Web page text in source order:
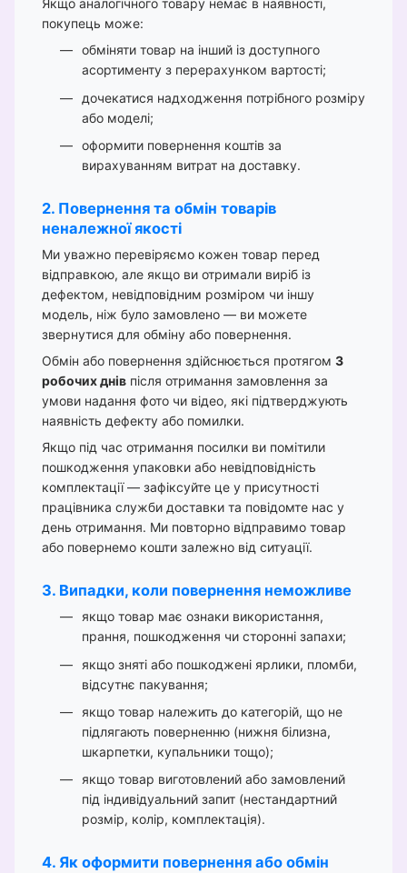
Якщо аналогічного товару немає в наявності,
покупець може:
обміняти товар на інший із доступного
асортименту з перерахунком вартості;
дочекатися надходження потрібного розміру
або моделі;
оформити повернення коштів за
вирахуванням витрат на доставку.
2. Повернення та обмін товарів
неналежної якості
Ми уважно перевіряємо кожен товар перед
відправкою, але якщо ви отримали виріб із
дефектом, невідповідним розміром чи іншу
модель, ніж було замовлено — ви можете
звернутися для обміну або повернення.
Обмін або повернення здійснюється протягом 3
робочих днів після отримання замовлення за
умови надання фото чи відео, які підтверджують
наявність дефекту або помилки.
Якщо під час отримання посилки ви помітили
пошкодження упаковки або невідповідність
комплектації — зафіксуйте це у присутності
працівника служби доставки та повідомте нас у
день отримання. Ми повторно відправимо товар
або повернемо кошти залежно від ситуації.
3. Випадки, коли повернення неможливе
якщо товар має ознаки використання,
прання, пошкодження чи сторонні запахи;
якщо зняті або пошкоджені ярлики, пломби,
відсутнє пакування;
якщо товар належить до категорій, що не
підлягають поверненню (нижня білизна,
шкарпетки, купальники тощо);
якщо товар виготовлений або замовлений
під індивідуальний запит (нестандартний
розмір, колір, комплектація).
4. Як оформити повернення або обмін